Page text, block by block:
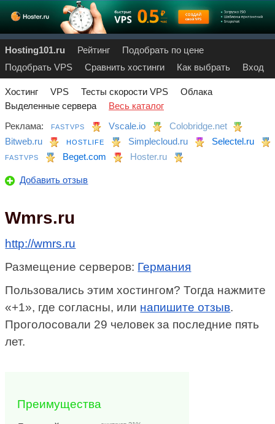
Hosting101.ru Рейтинг
Подобрать по цене
Подобрать VPS
Сравнить хостинги Как выбрать Вход
Хостинг VPS Тесты скорости VPS
Облака
Выделенные сервера
Весь каталог
Реклама:
FASTVPS Vscale.io
Colobridge.net
Bitweb.ru
HOSTLIFE Simplecloud.ru Selectel.ru
FASTVPS Beget.com Hoster.ru
Добавить отзыв
Wmrs.ru
http://wmrs.ru
Размещение серверов: Германия
Пользовались этим хостингом? Тогда нажмите
«+1», где согласны, или напишите отзыв.
Проголосовали 29 человек за последние пять
лет.
Преимущества